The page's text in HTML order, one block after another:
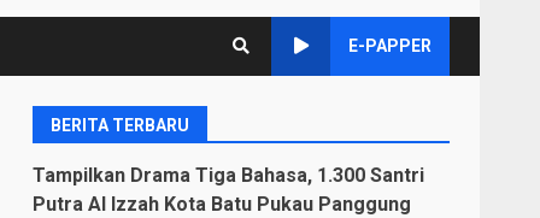
E-PAPPER
BERITA TERBARU
Tampilkan Drama Tiga Bahasa, 1.300 Santri
Putra Al Izzah Kota Batu Pukau Panggung